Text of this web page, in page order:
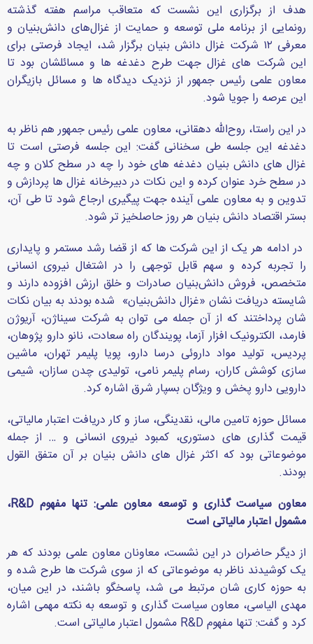
هدف از برگزاری این نشست که متعاقب مراسم هفته گذشته
رونمایی از برنامه ملی توسعه و حمایت از غزال‌های دانش‌بنیان و
معرفی ۱۲ شرکت غزال دانش بنیان برگزار شد، ایجاد فرصتی برای
این شرکت های غزال جهت طرح دغدغه ها و مسائلشان بود تا
معاون علمی رئیس جمهور از نزدیک دیدگاه ها و مسائل بازیگران
این عرصه را جویا شود.
در این راستا، روح‌الله دهقانی، معاون علمی رئیس جمهور هم ناظر به
دغدغه این جلسه طی سخنانی گفت: این جلسه فرصتی است تا
غزال های دانش بنیان دغدغه های خود را چه در سطح کلان و چه
در سطح خرد عنوان کرده و این نکات در دبیرخانه غزال ها پردازش و
تدوین و به معاون علمی آینده جهت پیگیری ارجاع شود تا طی آن،
بستر اقتصاد دانش بنیان هر روز حاصلخیز تر شود.
در ادامه هر یک از این شرکت ها که از قضا رشد مستمر و پایداری
را تجربه کرده و سهم قابل توجهی را در اشتغال نیروی انسانی
متخصص، فروش دانش‌بنیان صادرات و خلق ارزش افزوده دارند و
شایسته دریافت نشان «غزال دانش‌بنیان» شده بودند به بیان نکات
شان پرداختند که از آن جمله می توان به شرکت سیناژن، آریوژن
فارمد، الکترونیک افزار آزما، پویندگان راه سعادت، نانو دارو پژوهان،
پردیس، تولید مواد داروئی درسا دارو، پویا پلیمر تهران، ماشین
سازی کوشش کاران، رسام پلیمر نامی، تولیدی چدن سازان، شیمی
دارویی دارو پخش و ویژگان بسپار شرق اشاره کرد.
مسائل حوزه تامین مالی، نقدینگی، ساز و کار دریافت اعتبار مالیاتی،
قیمت گذاری های دستوری، کمبود نیروی انسانی و … از جمله
موضوعاتی بود که اکثر غزال های دانش بنیان بر آن متفق القول
بودند.
معاون سیاست گذاری و توسعه معاون علمی: تنها مفهوم R&D،
مشمول اعتبار مالیاتی است
از دیگر حاضران در این نشست، معاونان معاون علمی بودند که هر
یک کوشیدند ناظر به موضوعاتی که از سوی شرکت ها طرح شده و
به حوزه کاری شان مرتبط می شد، پاسخگو باشند، در این میان،
مهدی الیاسی، معاون سیاست گذاری و توسعه به نکته مهمی اشاره
کرد و گفت: تنها مفهومR&D مشمول اعتبار مالیاتی است.